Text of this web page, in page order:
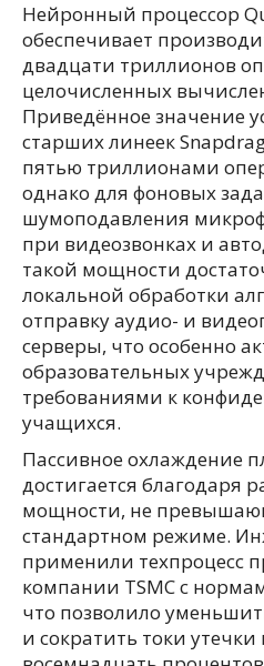
Нейронный процессор
обеспечивает
двадцати триллионов
целочисленных
Приведённое значение
старших линеек
пятью триллионами
однако для фоновых
шумоподавления
при видеозвонках и
такой мощности
локальной обработки
отправку аудио- и
серверы, что особенно
образовательных
требованиями к
учащихся.
Пассивное охлаждение
достигается благодаря
мощности, не
стандартном режиме.
применили техпроцесс
компании TSMC с
что позволило
и сократить токи